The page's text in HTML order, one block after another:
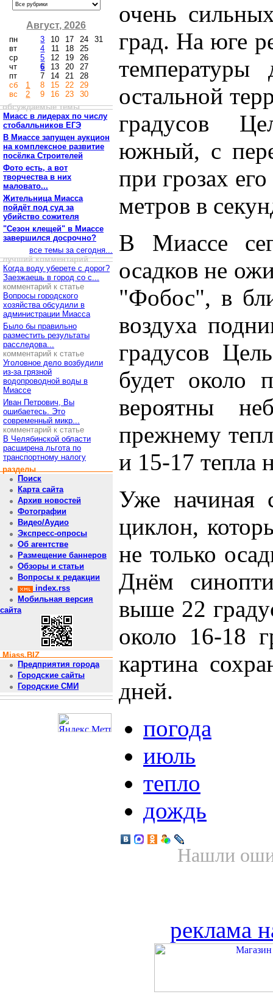
Август, 2026
пн
вт
ср
чт
пт
сб
вс
1
2
3
4
5
6
7
8
9
10
11
12
13
14
15
16
17
18
19
20
21
22
23
24
25
26
27
28
29
30
31
обсуждаемые темы
Миасс в лидерах по числу
стобалльников ЕГЭ
В Миассе запущен аукцион
на комплексное развитие
посёлка Строителей
Фото есть, а вот
творчества в них
маловато...
Жительница Миасса
пойдёт под суд за
убийство сожителя
"Сезон клещей" в Миассе
завершился досрочно?
все темы за сегодня...
лучший комментарий
Когда воду уберете с дорог?
Заезжаешь в город со с...
комментарий к статье
Вопросы городского
хозяйства обсудили в
администрации Миасса
Было бы правильно
разместить результаты
расследова...
комментарий к статье
Уголовное дело возбудили
из-за грязной
водопроводной воды в
Миассе
Иван Петрович, Вы
ошибаетесь. Это
современный микр...
комментарий к статье
В Челябинской области
расширена льгота по
транспортному налогу
разделы
Поиск
Карта сайта
Архив новостей
Фотографии
Видео/Аудио
Экспресс-опросы
Об агентстве
Размещение баннеров
Обзоры и статьи
Вопросы к редакции
index.rss
Мобильная версия
сайта
Miass.BIZ
Предприятия города
Городские сайты
Городские СМИ
очень
град. На юге
остальной
градусов
южный, с
при грозах
метров в
В Миассе
осадков не
"Фобос", в
воздуха
градусов
будет около
вероятны
прежнему
и 15-17 тепла
Уже начиная
циклон,
не только
Днём
выше 22
около 16-18
картина
дней.
погода
июль
тепло
дождь
Нашли
реклама